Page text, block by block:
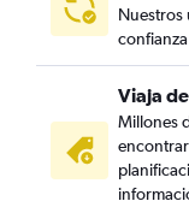
Nuestros
Viaja
Millones